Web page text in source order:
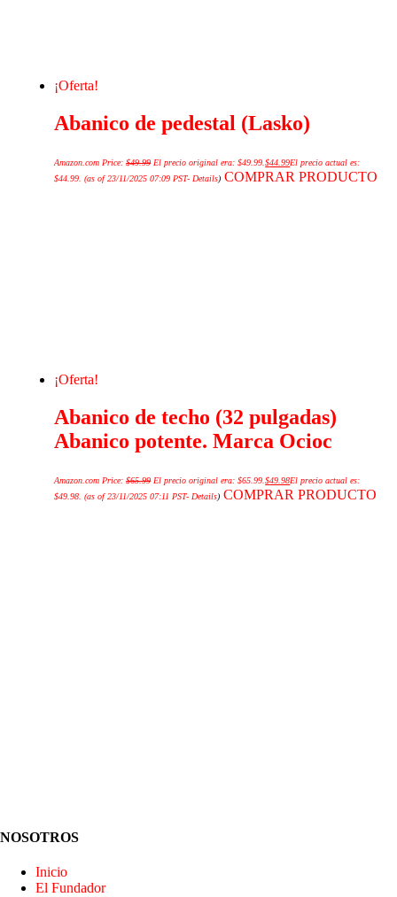
¡Oferta!
Abanico de pedestal (Lasko)
Amazon.com Price:$49.99 El precio original era: $49.99.$44.99El precio actual es:
$44.99. (as of 23/11/2025 07:09 PST- Details) COMPRAR PRODUCTO
¡Oferta!
Abanico de techo (32 pulgadas)
Abanico potente. Marca Ocioc
Amazon.com Price:$65.99 El precio original era: $65.99.$49.98El precio actual es:
$49.98. (as of 23/11/2025 07:11 PST- Details) COMPRAR PRODUCTO
NOSOTROS
Inicio
El Fundador